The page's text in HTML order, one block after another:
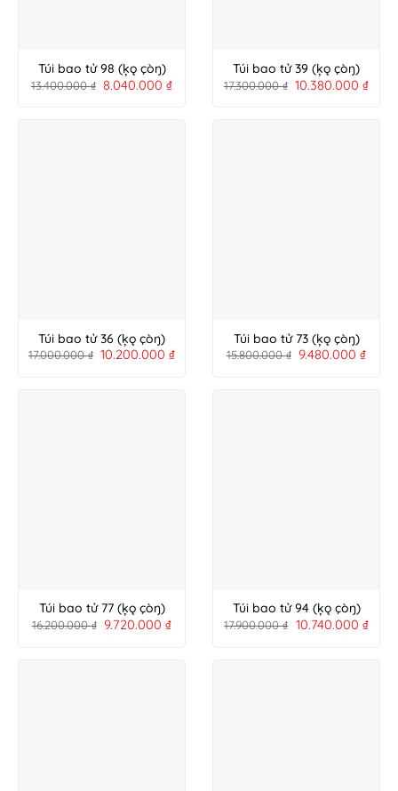
Túi bao tử 98 (ķǫ çòŋ)
13.400.000₫ 8.040.000₫
Túi bao tử 39 (ķǫ çòŋ)
17.300.000₫ 10.380.000₫
Túi bao tử 36 (ķǫ çòŋ)
17.000.000₫ 10.200.000₫
Túi bao tử 73 (ķǫ çòŋ)
15.800.000₫ 9.480.000₫
Túi bao tử 77 (ķǫ çòŋ)
16.200.000₫ 9.720.000₫
Túi bao tử 94 (ķǫ çòŋ)
17.900.000₫ 10.740.000 ₫